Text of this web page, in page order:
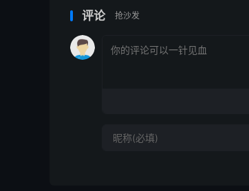
评论 抢沙发